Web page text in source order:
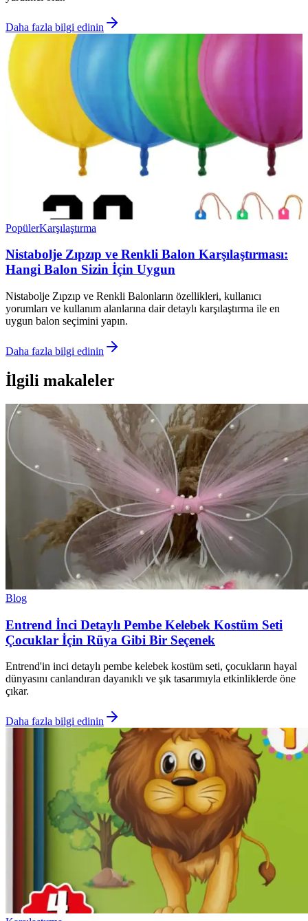
Daha fazla bilgi edinin
PopülerKarşılaştırma
Nistabolje Zıpzıp ve Renkli Balon Karşılaştırması:
Hangi Balon Sizin İçin Uygun
Nistabolje Zıpzıp ve Renkli Balonların özellikleri, kullanıcı
yorumları ve kullanım alanlarına dair detaylı karşılaştırma ile en
uygun balon seçimini yapın.
Daha fazla bilgi edinin
İlgili makaleler
Blog
Entrend İnci Detaylı Pembe Kelebek Kostüm Seti
Çocuklar İçin Rüya Gibi Bir Seçenek
Entrend'in inci detaylı pembe kelebek kostüm seti, çocukların hayal
dünyasını canlandıran dayanıklı ve şık tasarımıyla etkinliklerde öne
çıkar.
Daha fazla bilgi edinin